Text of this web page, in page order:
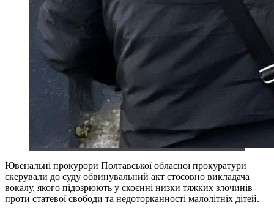
Ювенальні прокурори Полтавської обласної прокуратури
скерували до суду обвинувальний акт стосовно викладача
вокалу, якого підозрюють у скоєнні низки тяжких злочинів
проти статевої свободи та недоторканності малолітніх дітей.